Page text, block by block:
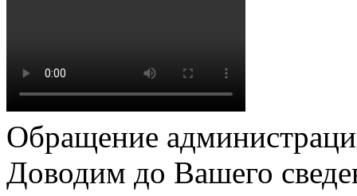
Обращение
Доводим до Вашего